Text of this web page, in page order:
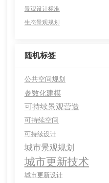
景观设计标准
生态景观规划
随机标签
公共空间规划
参数化建模
可持续景观营造
可持续空间
可持续设计
城市景观规划
城市更新技术
城市更新设计